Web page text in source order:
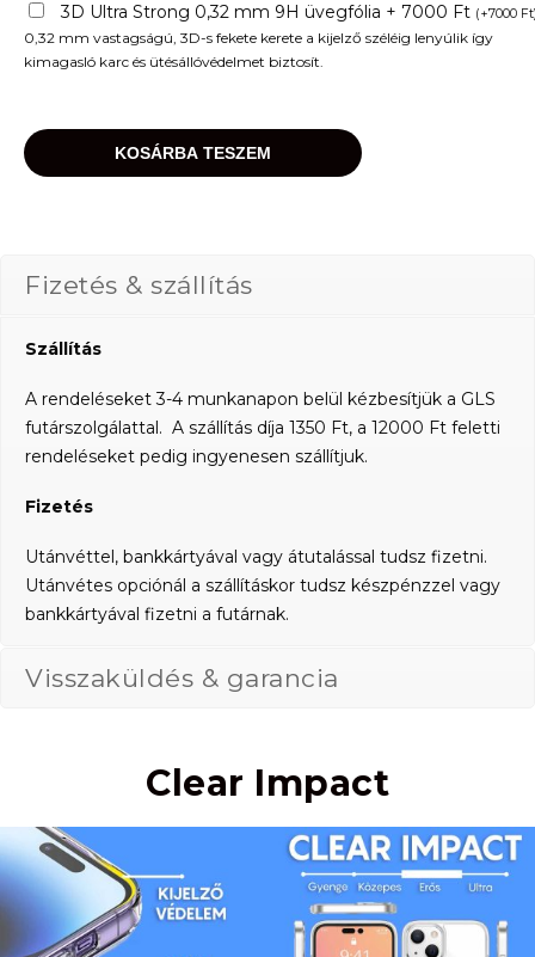
3D Ultra Strong 0,32 mm 9H üvegfólia + 7000 Ft (+7000 Ft
0,32 mm vastagságú, 3D-s fekete kerete a kijelző széléig lenyúlik így
kimagasló karc és ütésállóvédelmet biztosít.
KOSÁRBA TESZEM
Fizetés & szállítás
Szállítás
A rendeléseket 3-4 munkanapon belül kézbesítjük a GLS
futárszolgálattal. A szállítás díja 1350 Ft, a 12000 Ft feletti
rendeléseket pedig ingyenesen szállítjuk.
Fizetés
Utánvéttel, bankkártyával vagy átutalással tudsz fizetni.
Utánvétes opciónál a szállításkor tudsz készpénzzel vagy
bankkártyával fizetni a futárnak.
Visszaküldés & garancia
Clear Impact